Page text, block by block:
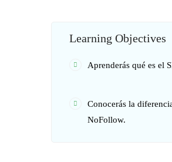
Learning Objectives
Aprenderás qué es el
Conocerás la
NoFollow.